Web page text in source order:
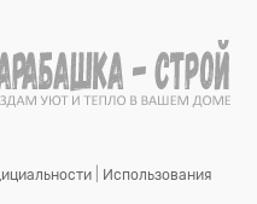
Использования